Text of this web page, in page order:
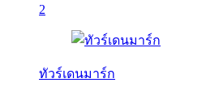
2
ทัวร์เดนมาร์ก